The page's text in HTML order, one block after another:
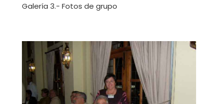
Galería 3.- Fotos de grupo